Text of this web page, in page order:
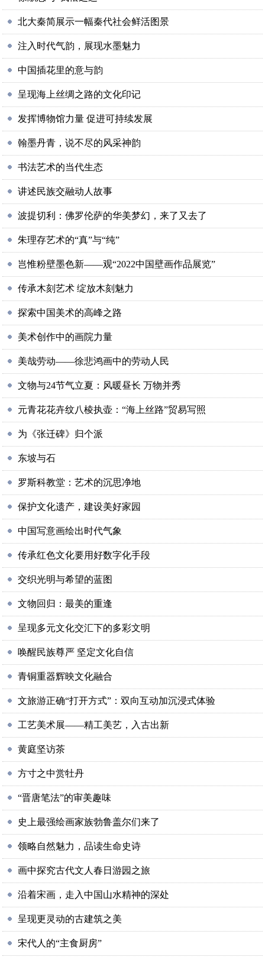
北大秦简展示一幅秦代社会鲜活图景
注入时代气韵，展现水墨魅力
中国插花里的意与韵
呈现海上丝绸之路的文化印记
发挥博物馆力量 促进可持续发展
翰墨丹青，说不尽的风采神韵
书法艺术的当代生态
讲述民族交融动人故事
波提切利：佛罗伦萨的华美梦幻，来了又去了
朱理存艺术的“真”与“纯”
岂惟粉壁墨色新——观“2022中国壁画作品展览”
传承木刻艺术 绽放木刻魅力
探索中国美术的高峰之路
美术创作中的画院力量
美哉劳动——徐悲鸿画中的劳动人民
文物与24节气立夏：风暖昼长 万物并秀
元青花花卉纹八棱执壶：“海上丝路”贸易写照
为《张迁碑》归个派
东坡与石
罗斯科教堂：艺术的沉思净地
保护文化遗产，建设美好家园
中国写意画绘出时代气象
传承红色文化要用好数字化手段
交织光明与希望的蓝图
文物回归：最美的重逢
呈现多元文化交汇下的多彩文明
唤醒民族尊严 坚定文化自信
青铜重器辉映文化融合
文旅游正确“打开方式”：双向互动加沉浸式体验
工艺美术展——精工美艺，入古出新
黄庭坚访茶
方寸之中赏牡丹
“晋唐笔法”的审美趣味
史上最强绘画家族勃鲁盖尔们来了
领略自然魅力，品读生命史诗
画中探究古代文人春日游园之旅
沿着宋画，走入中国山水精神的深处
呈现更灵动的古建筑之美
宋代人的“主食厨房”